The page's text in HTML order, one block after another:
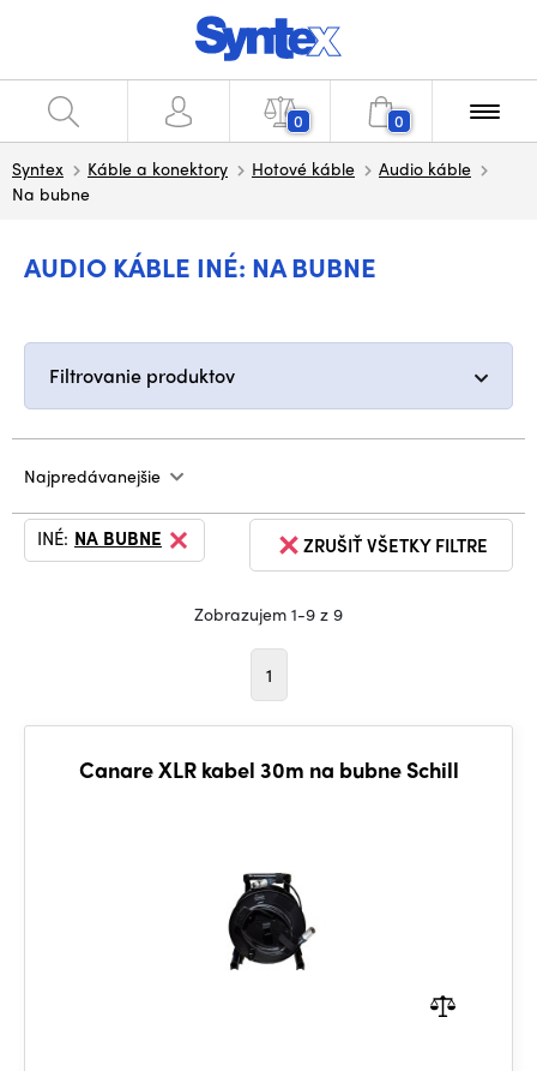
0 0
Syntex Káble a konektory Hotové káble
Audio káble
Na bubne
AUDIO KÁBLE INÉ: NA BUBNE
Filtrovanie produktov
Najpredávanejšie
ZRUŠIŤ VŠETKY FILTRE
INÉ: NA BUBNE
Zobrazujem 1-9 z 9
1
Canare XLR kabel 30m na bubne Schill